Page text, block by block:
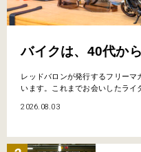
バイクは、40代か
レッドバロンが発行するフリー
います。これまでお会いしたライ
2026.08.03